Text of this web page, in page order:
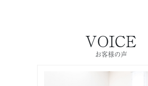
VOICE
お客様の声